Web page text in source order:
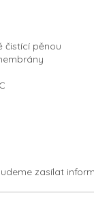
čistící pěnou
zasílat